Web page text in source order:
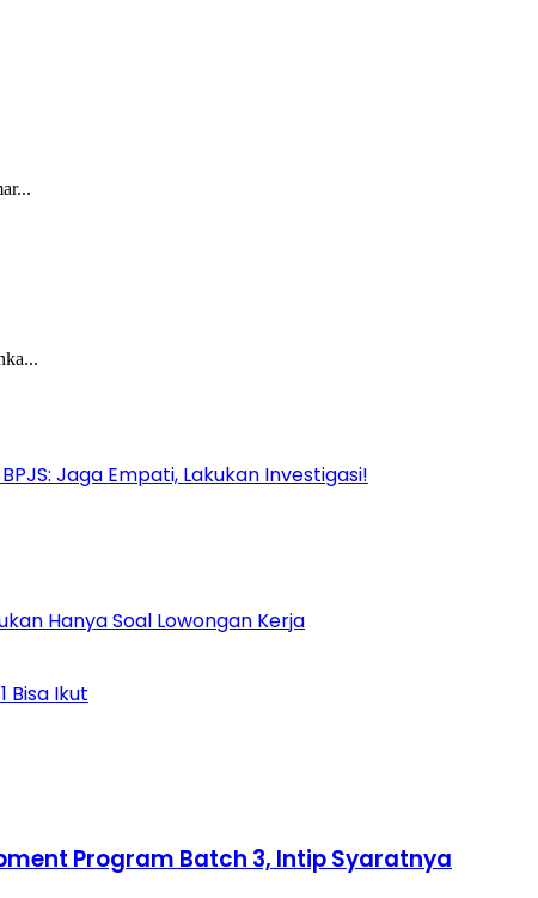
Jaga Empati, Lakukan Investigasi!
Hanya Soal Lowongan Kerja
Bisa Ikut
Program Batch 3, Intip Syaratnya